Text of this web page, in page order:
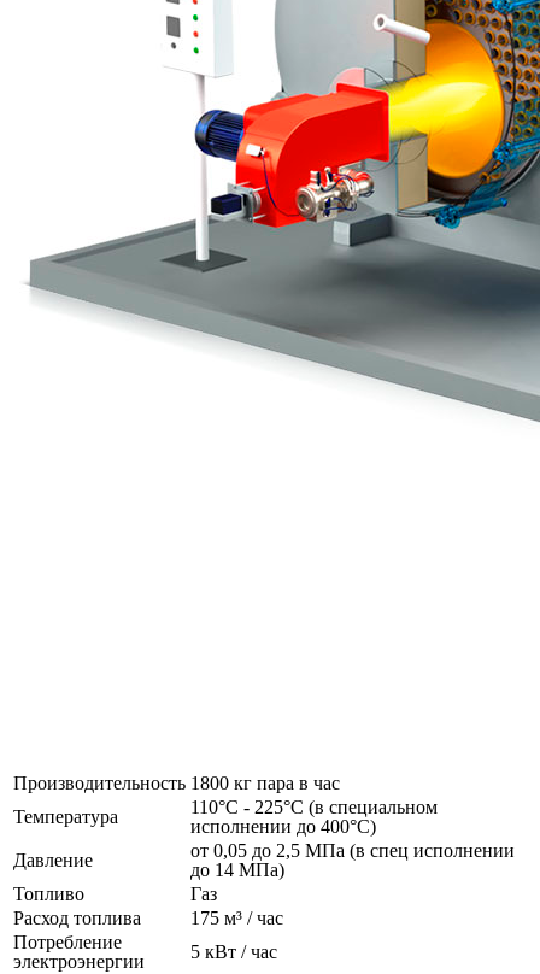
Производительность 1800 кг пара в час
Температура
110°C - 225°C (в специальном
исполнении до 400°C)
Давление
от 0,05 до 2,5 МПа (в спец исполнении
до 14 МПа)
Топливо
Газ
Расход топлива
175 м³ / час
Потребление
электроэнергии
5 кВт / час